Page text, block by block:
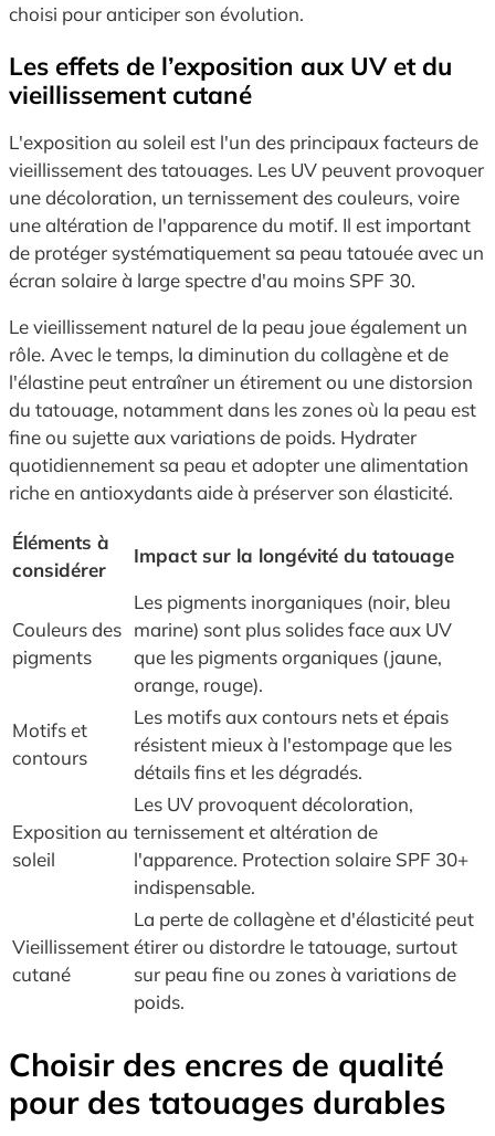
choisi pour anticiper son évolution.
Les effets de l’exposition aux UV et du
vieillissement cutané
L'exposition au soleil est l'un des principaux facteurs de
vieillissement des tatouages. Les UV peuvent provoquer
une décoloration, un ternissement des couleurs, voire
une altération de l'apparence du motif. Il est important
de protéger systématiquement sa peau tatouée avec un
écran solaire à large spectre d'au moins SPF 30.
Le vieillissement naturel de la peau joue également un
rôle. Avec le temps, la diminution du collagène et de
l'élastine peut entraîner un étirement ou une distorsion
du tatouage, notamment dans les zones où la peau est
fine ou sujette aux variations de poids. Hydrater
quotidiennement sa peau et adopter une alimentation
riche en antioxydants aide à préserver son élasticité.
Éléments à
considérer
Impact sur la longévité du tatouage
Couleurs des
pigments
Les pigments inorganiques (noir, bleu
marine) sont plus solides face aux UV
que les pigments organiques (jaune,
orange, rouge).
Motifs et
contours
Les motifs aux contours nets et épais
résistent mieux à l'estompage que les
détails fins et les dégradés.
Exposition au
soleil
Les UV provoquent décoloration,
ternissement et altération de
l'apparence. Protection solaire SPF 30+
indispensable.
Vieillissement
cutané
La perte de collagène et d'élasticité peut
étirer ou distordre le tatouage, surtout
sur peau fine ou zones à variations de
poids.
Choisir des encres de qualité
pour des tatouages durables